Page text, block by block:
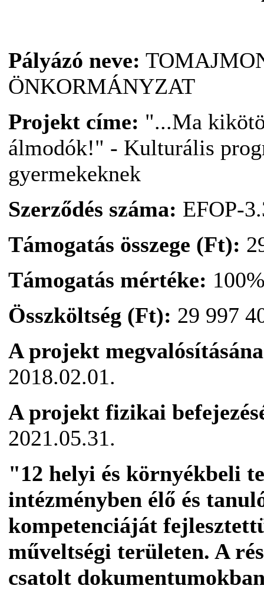
Pályázó neve:
ÖNKORMÁNYZAT
Projekt címe: "...Ma
álmodók!" - Kulturális
gyermekeknek
Szerződés száma: EFOP-
Támogatás összege (Ft):
Támogatás mértéke:
Összköltség (Ft): 29 997
A projekt
2018.02.01.
A projekt fizikai
2021.05.31.
"12 helyi és környékbeli
intézményben élő és
kompetenciáját
műveltségi területen. A
csatolt